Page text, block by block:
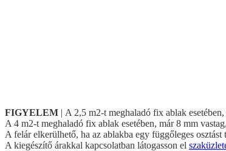
FIGYELEM | A 2,5 m2-t meghaladó fix ablak
A 4 m2-t meghaladó fix ablak esetében, már 8 mm
A felár elkerülhető, ha az ablakba egy függőleges osztást
A kiegészítő árakkal kapcsolatban látogasson el